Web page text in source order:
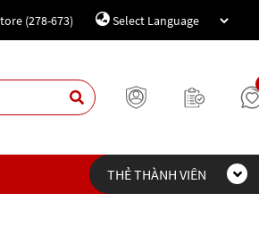
(278-673)
THẺ THÀNH VIÊN